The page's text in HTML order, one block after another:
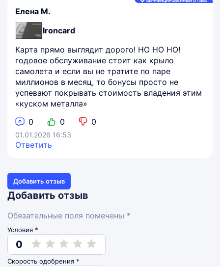
Елена М.
Ironcard
Карта прямо выглядит дорого! НО НО НО!
годовое обслуживание стоит как крыло
самолета и если вы не тратите по паре
миллионов в месяц, то бонусы просто не
успевают покрывать стоимость владения этим
«куском металла»
0
0 0
01.01.2026 16:53
Ответить
Добавить отзыв
Добавить отзыв
Обязательные поля помечены *
Условия *
0
Скорость одобрения *